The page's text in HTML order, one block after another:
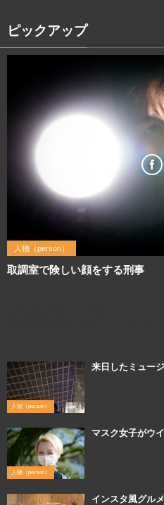
ピックアップ
人物（person）
取調室で険しい顔をする刑事
人物（person）
来日したミュー
人物（person）
マスク女子がウ
インスタ風グル